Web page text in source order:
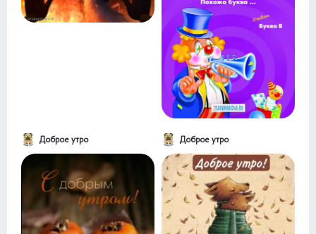
Доброе утро Доброе утро